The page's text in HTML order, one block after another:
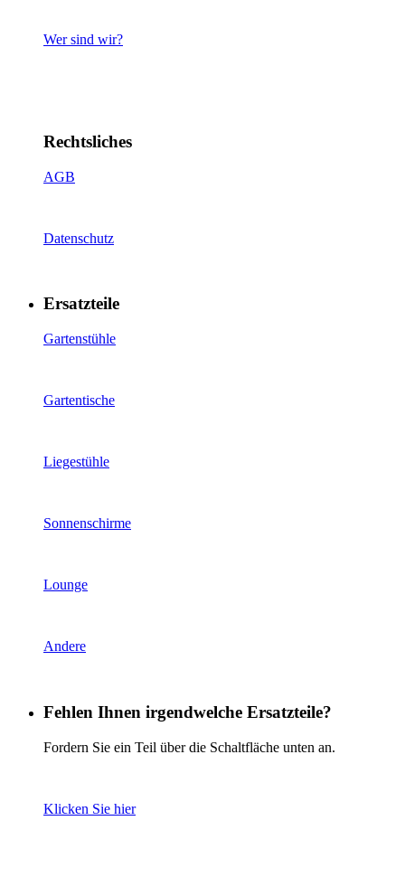
Wer sind wir?
Rechtsliches
AGB
Datenschutz
Ersatzteile
Gartenstühle
Gartentische
Liegestühle
Sonnenschirme
Lounge
Andere
Fehlen Ihnen irgendwelche Ersatzteile?
Fordern Sie ein Teil über die Schaltfläche unten an.
Klicken Sie hier